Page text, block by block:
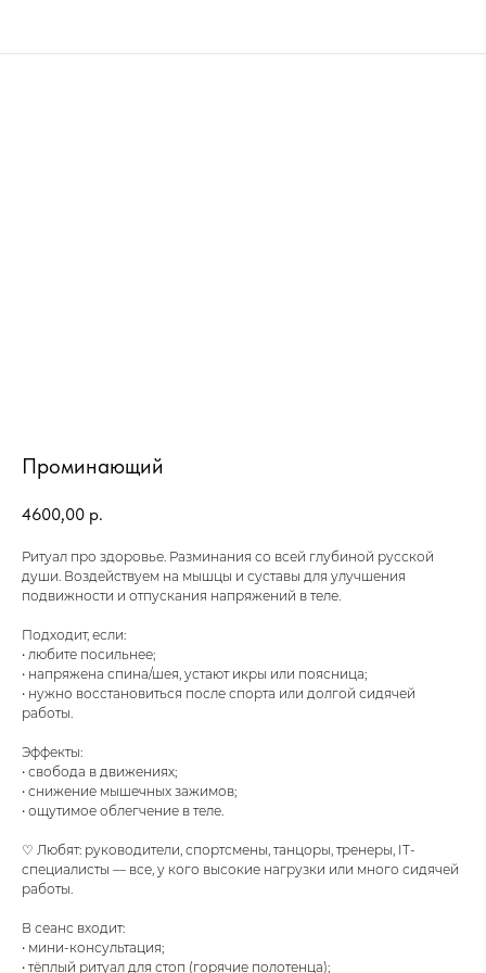
Проминающий
4600,00 р.
Ритуал про здоровье. Разминания со всей глубиной русской
души. Воздействуем на мышцы и суставы для улучшения
подвижности и отпускания напряжений в теле.
Подходит, если:
• любите посильнее;
• напряжена спина/шея, устают икры или поясница;
• нужно восстановиться после спорта или долгой сидячей
работы.
Эффекты:
• свобода в движениях;
• снижение мышечных зажимов;
• ощутимое облегчение в теле.
♡ Любят: руководители, спортсмены, танцоры, тренеры, IT-
специалисты — все, у кого высокие нагрузки или много сидячей
работы.
В сеанс входит:
• мини-консультация;
• тёплый ритуал для стоп (горячие полотенца);